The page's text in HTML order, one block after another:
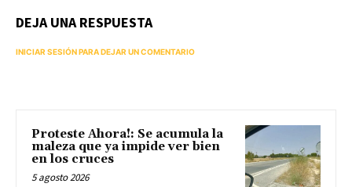
DEJA UNA RESPUESTA
INICIAR SESIÓN PARA DEJAR UN COMENTARIO
Proteste Ahora!: Se acumula la
maleza que ya impide ver bien
en los cruces
5 agosto 2026